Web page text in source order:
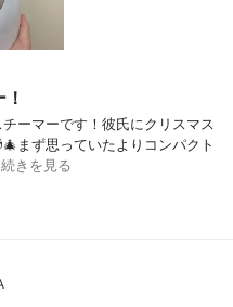
ーマーです！彼氏にクリスマス
まず思っていたよりコンパクト
続きを見る